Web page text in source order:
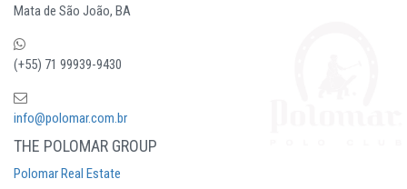
Mata de São João, BA
(+55) 71 99939-9430
info@polomar.com.br
THE POLOMAR GROUP
Polomar Real Estate